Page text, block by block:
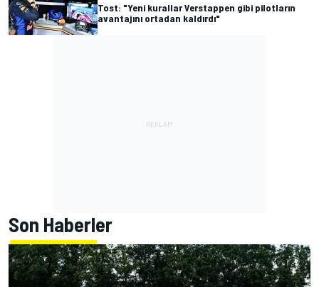
Tost: "Yeni kurallar Verstappen gibi pilotların
avantajını ortadan kaldırdı"
Son Haberler